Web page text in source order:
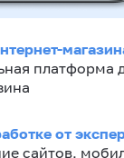
платформа
от
сайтов,